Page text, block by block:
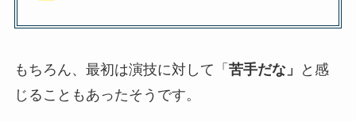
もちろん、最初は演技に対して「 苦手だな」
と感
じることもあったそうです。